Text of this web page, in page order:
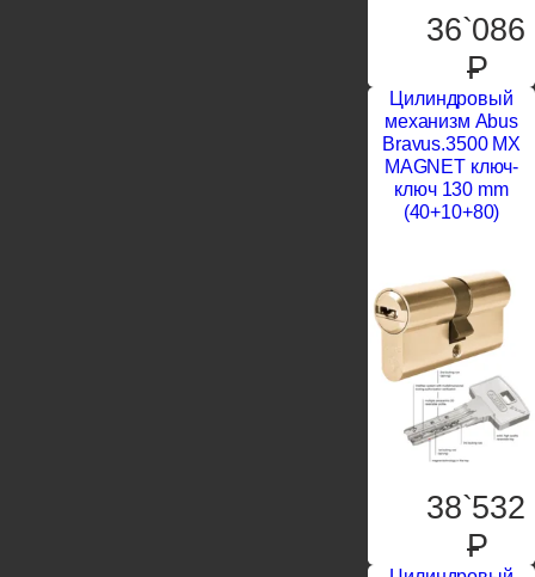
36`086
P
Цилиндровый
механизм Abus
Bravus.3500 MX
MAGNET ключ-
ключ 130 mm
(40+10+80)
38`532
P